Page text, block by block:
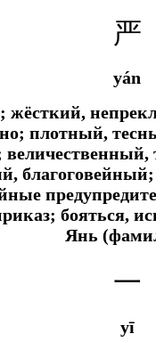
严
yán
жёсткий,
плотный,
бояться,
Янь
一
yī